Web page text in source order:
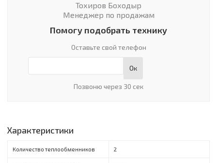
Тохиров Боходыр
Менеджер по продажам
Помогу подобрать технику
Оставьте свой телефон
Ок
Позвоню через 30 сек
Характеристики
Количество теплообменников 2